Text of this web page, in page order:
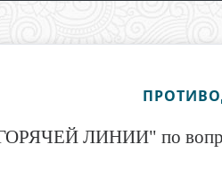
ЛИНИИ" по